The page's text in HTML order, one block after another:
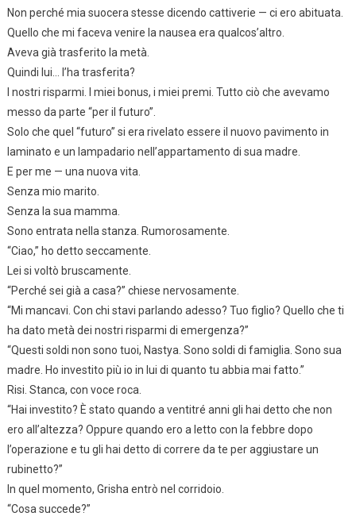
Non perché mia suocera stesse dicendo cattiverie — ci ero abituata.
Quello che mi faceva venire la nausea era qualcos’altro.
Aveva già trasferito la metà.
Quindi lui… l’ha trasferita?
I nostri risparmi. I miei bonus, i miei premi. Tutto ciò che avevamo
messo da parte “per il futuro”.
Solo che quel “futuro” si era rivelato essere il nuovo pavimento in
laminato e un lampadario nell’appartamento di sua madre.
E per me — una nuova vita.
Senza mio marito.
Senza la sua mamma.
Sono entrata nella stanza. Rumorosamente.
“Ciao,” ho detto seccamente.
Lei si voltò bruscamente.
“Perché sei già a casa?” chiese nervosamente.
“Mi mancavi. Con chi stavi parlando adesso? Tuo figlio? Quello che ti
ha dato metà dei nostri risparmi di emergenza?”
“Questi soldi non sono tuoi, Nastya. Sono soldi di famiglia. Sono sua
madre. Ho investito più io in lui di quanto tu abbia mai fatto.”
Risi. Stanca, con voce roca.
“Hai investito? È stato quando a ventitré anni gli hai detto che non
ero all’altezza? Oppure quando ero a letto con la febbre dopo
l’operazione e tu gli hai detto di correre da te per aggiustare un
rubinetto?”
In quel momento, Grisha entrò nel corridoio.
“Cosa succede?”